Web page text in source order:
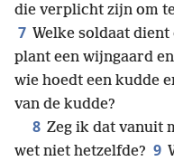
die verplicht zijn om
7 Welke soldaat
plant een wijngaard
wie hoedt een kudde
van de kudde?
8 Zeg ik dat vanuit
wet niet hetzelfde? 9